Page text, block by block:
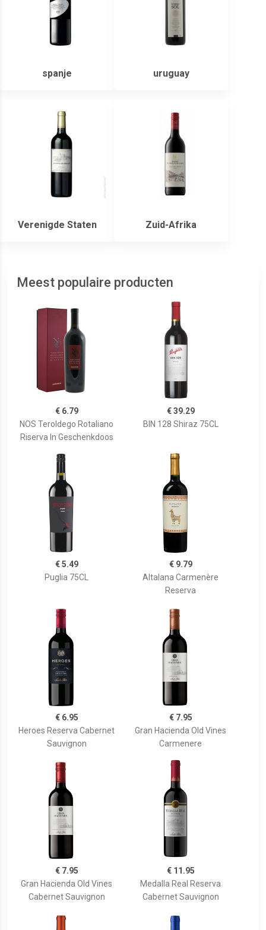
spanje uruguay
Verenigde Staten Zuid-Afrika
Meest populaire producten
€ 6.79
NOS Teroldego Rotaliano
Riserva In Geschenkdoos
€ 39.29
BIN 128 Shiraz 75CL
€ 5.49
Puglia 75CL
€ 9.79
Altalana Carmenère
Reserva
€ 6.95
Heroes Reserva Cabernet
Sauvignon
€ 7.95
Gran Hacienda Old Vines
Carmenere
€ 7.95
Gran Hacienda Old Vines
Cabernet Sauvignon
€ 11.95
Medalla Real Reserva
Cabernet Sauvignon